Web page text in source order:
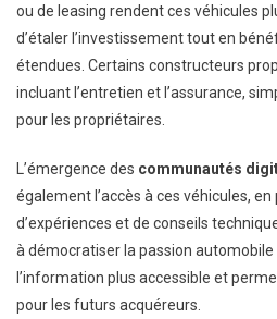
ou de leasing rendent ces véhicules
d’étaler l’investissement tout en
étendues. Certains constructeurs
incluant l’entretien et l’assurance,
pour les propriétaires.
L’émergence des communautés
également l’accès à ces véhicules,
d’expériences et de conseils
à démocratiser la passion
l’information plus accessible et
pour les futurs acquéreurs.